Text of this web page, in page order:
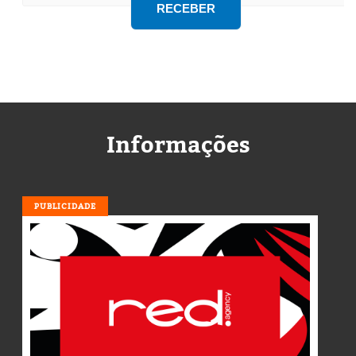
Informações
PUBLICIDADE